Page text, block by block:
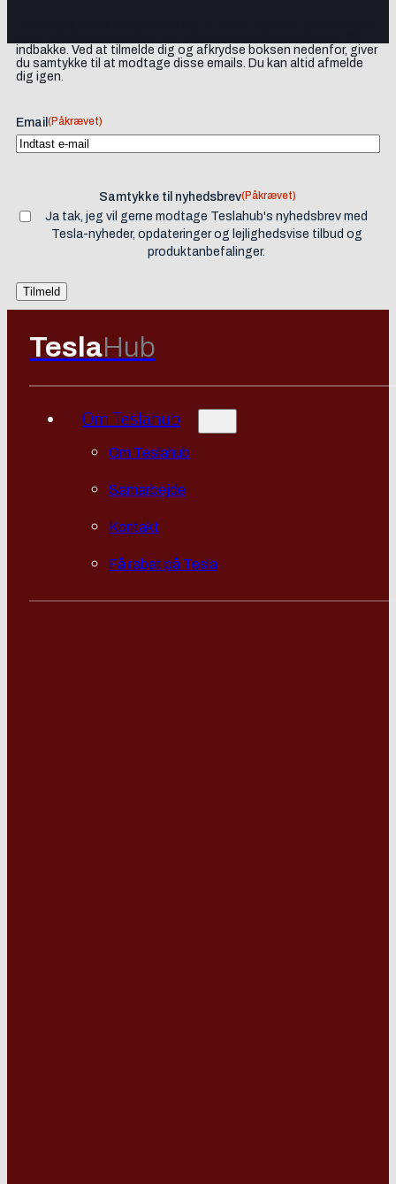
indbakke. Ved at tilmelde dig og afkrydse boksen nedenfor, giver
du samtykke til at modtage disse emails. Du kan altid afmelde
dig igen.
Email (Påkrævet)
Samtykke til nyhedsbrev(Påkrævet)
Ja tak, jeg vil gerne modtage Teslahub's nyhedsbrev med
Tesla-nyheder, opdateringer og lejlighedsvise tilbud og
produktanbefalinger.
TeslaHub
Om Teslahub
Om Teslahub
Samarbejde
Kontakt
Få rabat på Tesla